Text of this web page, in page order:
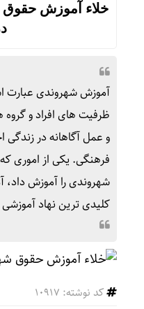
خلاء آموزش
آموزش شهروندی عبارت
ظرفیت های افراد و
و عمل آگاهانه در
فرهنگی. یکی از اموری
شهروندی را آموزش
کلیدی ترین نهاد
کد نوشته: 10917